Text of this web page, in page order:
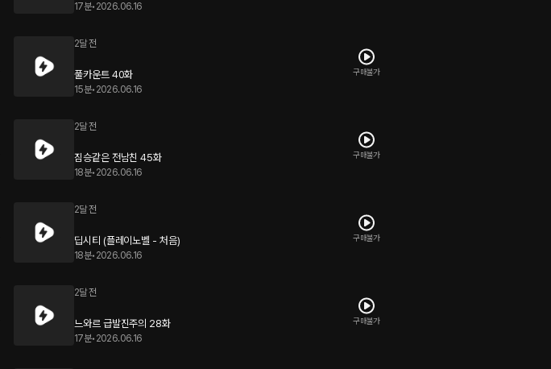
17분• 2026.06.16
2달 전
풀카운트 40화
15분• 2026.06.16
구매불가
2달 전
짐승같은 전남친 45화
18분• 2026.06.16
구매불가
2달 전
딥시티 (플레이노벨 - 처음)
18분• 2026.06.16
구매불가
2달 전
느와르 급발진주의 28화
17분• 2026.06.16
구매불가